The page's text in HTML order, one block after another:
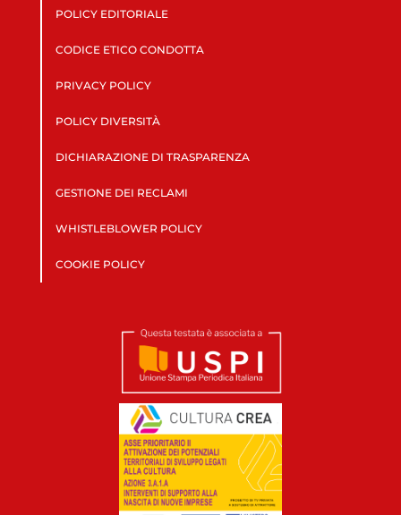
POLICY EDITORIALE
CODICE ETICO CONDOTTA
PRIVACY POLICY
POLICY DIVERSITÀ
DICHIARAZIONE DI TRASPARENZA
GESTIONE DEI RECLAMI
WHISTLEBLOWER POLICY
COOKIE POLICY